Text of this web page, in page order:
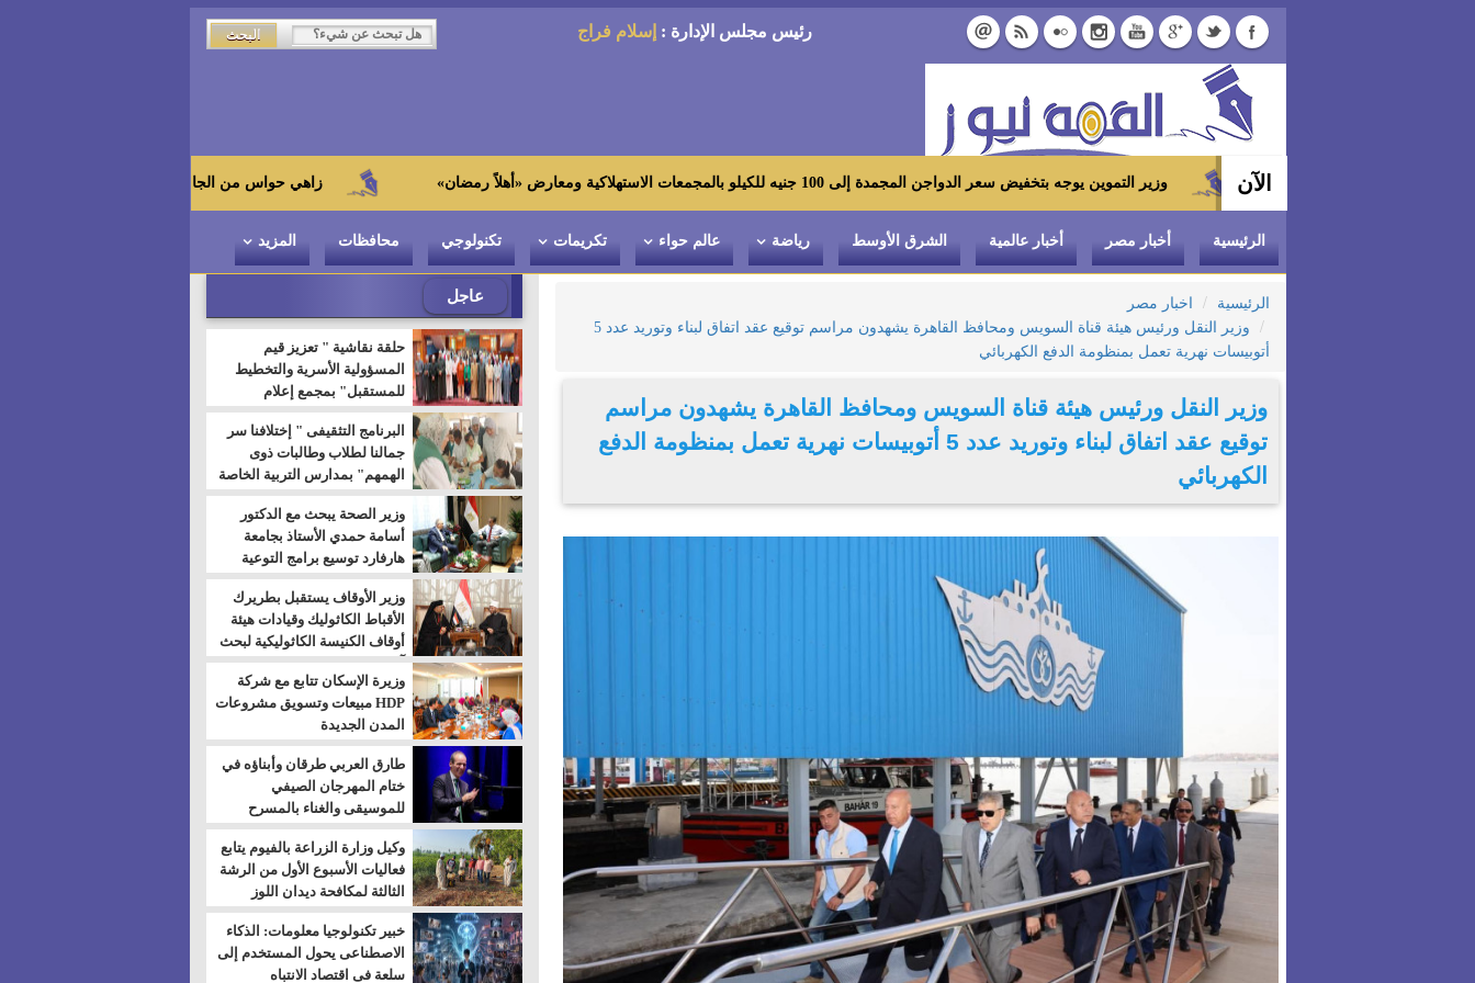
رئيس مجلس الإدارة : إسلام فراج
الآن زاهي حواس من الجامعة اليابانية : "توت عنخ آمون" هو بطل وزير التموين يوجه بتخفيض سعر الدواجن المجمدة إلى 100 جنيه للكيلو بالمجمعات الاستهلاكية ومعارض «أهلاً رمضان»
الرئيسية أخبار مصر أخبار عالمية الشرق الأوسط رياضة عالم حواء تكريمات تكنولوجي محافظات المزيد
الرئيسية
اخبار مصر
وزير النقل ورئيس هيئة قناة السويس ومحافظ القاهرة يشهدون مراسم توقيع عقد اتفاق لبناء وتوريد عدد 5
أتوبيسات نهرية تعمل بمنظومة الدفع الكهربائي
وزير النقل ورئيس هيئة قناة السويس ومحافظ القاهرة يشهدون مراسم
توقيع عقد اتفاق لبناء وتوريد عدد 5 أتوبيسات نهرية تعمل بمنظومة الدفع
الكهربائي
عاجل
حلقة نقاشية " تعزيز قيم
المسؤولية الأسرية والتخطيط
للمستقبل" بمجمع إعلام
السويس
البرنامج التثقيفى " إختلافنا سر
جمالنا لطلاب وطالبات ذوى
الهمهم" بمدارس التربية الخاصة
بالسويس
وزير الصحة يبحث مع الدكتور
أسامة حمدي الأستاذ بجامعة
هارفارد توسيع برامج التوعية
بمرض السكري
وزير الأوقاف يستقبل بطريرك
الأقباط الكاثوليك وقيادات هيئة
أوقاف الكنيسة الكاثوليكية لبحث
آفاق التعاون المشترك
وزيرة الإسكان تتابع مع شركة
HDP مبيعات وتسويق مشروعات
المدن الجديدة
طارق العربي طرقان وأبناؤه في
ختام المهرجان الصيفي
للموسيقى والغناء بالمسرح
المكشوف
وكيل وزارة الزراعة بالفيوم يتابع
فعاليات الأسبوع الأول من الرشة
الثالثة لمكافحة ديدان اللوز
للقطن
خبير تكنولوجيا معلومات: الذكاء
الاصطناعى يحول المستخدم إلى
سلعة فى اقتصاد الانتباه